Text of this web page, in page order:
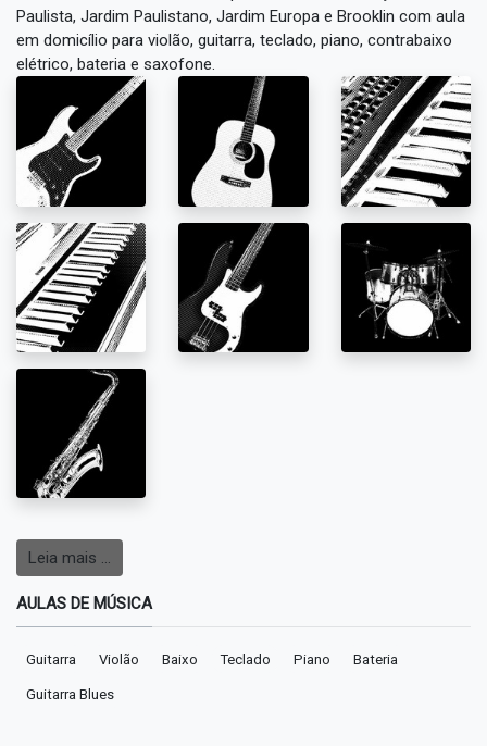
Paulista, Jardim Paulistano, Jardim Europa e Brooklin com aula
em domicílio para violão, guitarra, teclado, piano, contrabaixo
elétrico, bateria e saxofone.
Leia mais …
AULAS DE MÚSICA
Guitarra Violão Baixo Teclado Piano Bateria
Guitarra Blues